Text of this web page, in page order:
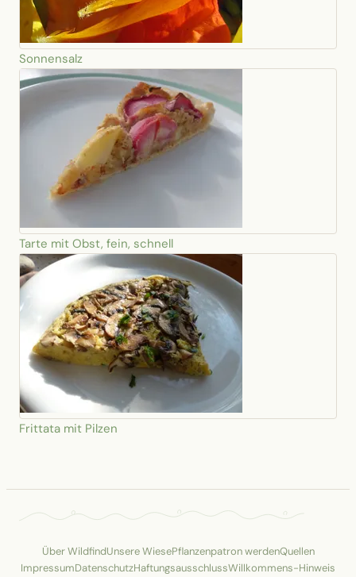
Sonnensalz
Tarte mit Obst, fein, schnell
Frittata mit Pilzen
Über WildfindUnsere WiesePflanzenpatron werdenQuellen
ImpressumDatenschutzHaftungsausschlussWillkommens-Hinweis